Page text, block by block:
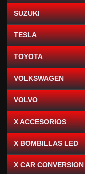
SUZUKI
TESLA
TOYOTA
VOLKSWAGEN
VOLVO
X ACCESORIOS
X BOMBILLAS LED
X CAR CONVERSION